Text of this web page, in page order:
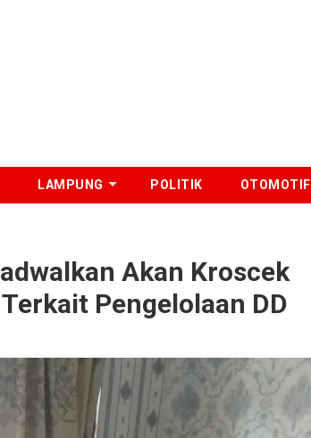
LAMPUNG POLITIK OTOMOTIF
Akan Kroscek
Pengelolaan DD